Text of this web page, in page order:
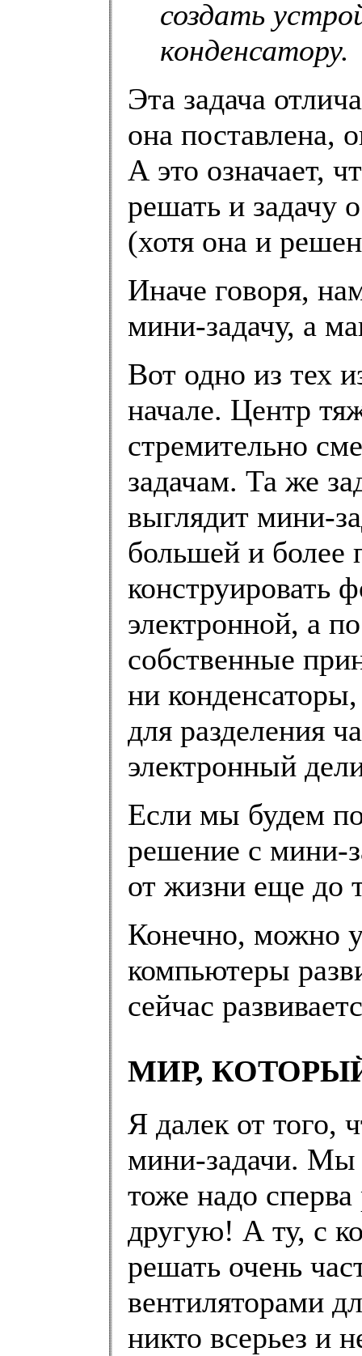
создать
конденсатору.
Эта задача
она поставлена,
А это означает,
решать и задачу
(хотя она и
Иначе говоря,
мини-задачу, а
Вот одно из тех
начале. Центр
стремительно
задачам. Та же
выглядит мини-
большей и более
конструировать
электронной, а
собственные
ни
для разделения
электронный
Если мы будем
решение с мини-
от жизни еще до
Конечно, можно
компьютеры
сейчас
МИР,
Я далек от того,
мини-задачи. Мы
тоже надо
другую! А ту, с
решать очень
вентиляторами
никто всерьез и